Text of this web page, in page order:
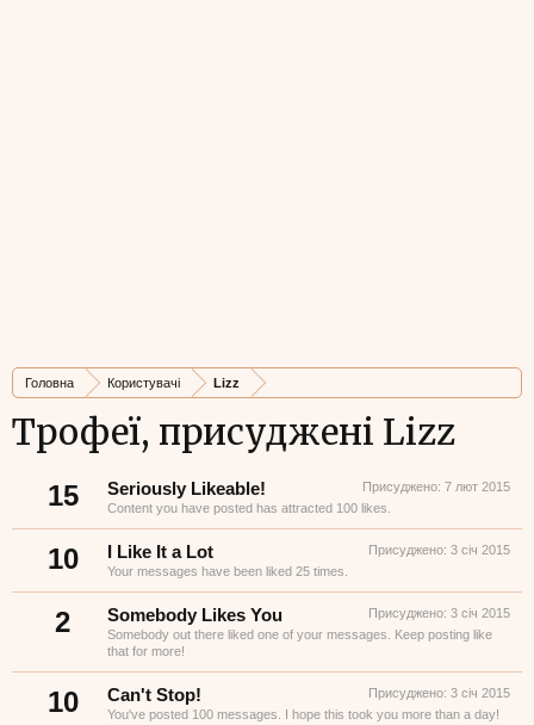
Головна Користувачі Lizz
Трофеї, присуджені Lizz
15 Присуджено: 7 лют 2015
Seriously Likeable!
Content you have posted has attracted 100 likes.
10 Присуджено: 3 січ 2015
I Like It a Lot
Your messages have been liked 25 times.
2 Присуджено: 3 січ 2015
Somebody Likes You
Somebody out there liked one of your messages. Keep posting like
that for more!
10 Присуджено: 3 січ 2015
Can't Stop!
You've posted 100 messages. I hope this took you more than a day!